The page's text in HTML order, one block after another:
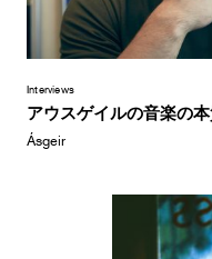
Interviews
アウスゲイルの音楽の
Ásgeir